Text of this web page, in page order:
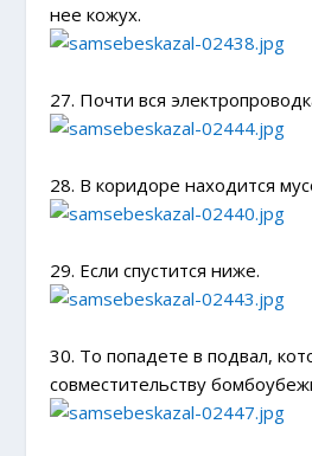
нее кожух.
27. Почти вся
28. В коридоре находится
29. Если спустится ниже.
30. То попадете в подвал,
совместительству